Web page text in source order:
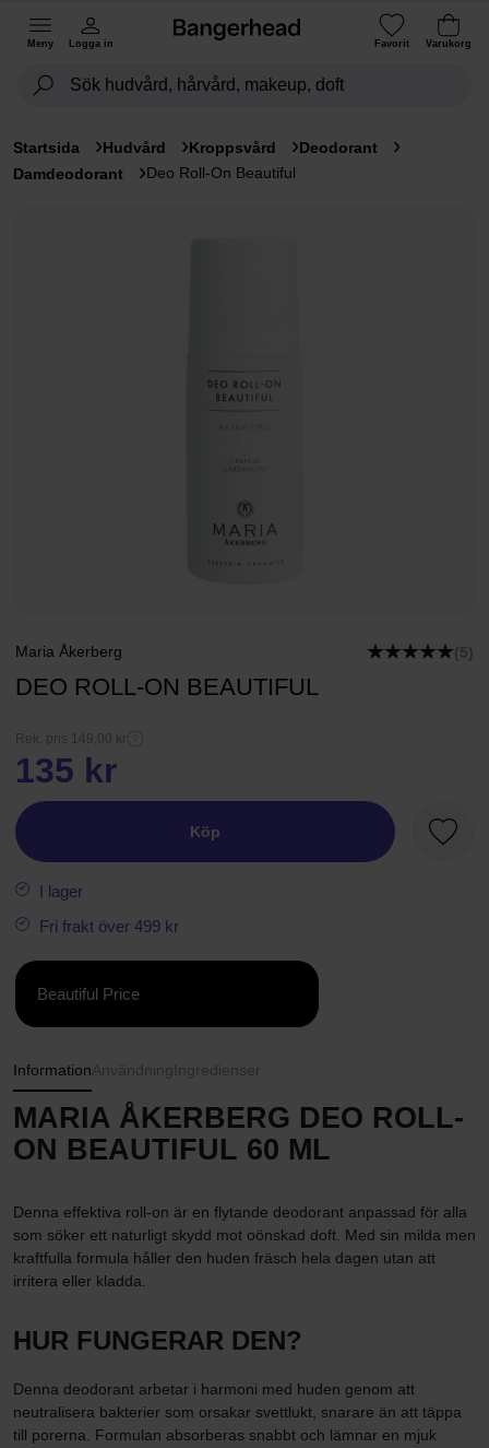
Meny Logga in Favorit Varukorg
Startsida Hudvård Kroppsvård
Deodorant
Damdeodorant
Deo Roll-On Beautiful
Maria Åkerberg (5)
DEO ROLL-ON BEAUTIFUL
Rek. pris 149,00 kr
135 kr
Köp
I lager
Fri frakt över 499 kr
Beautiful Price
InformationAnvändning Ingredienser
MARIA ÅKERBERG DEO ROLL-
ON BEAUTIFUL 60 ML
Denna effektiva roll-on är en flytande deodorant anpassad för alla
som söker ett naturligt skydd mot oönskad doft. Med sin milda men
kraftfulla formula håller den huden fräsch hela dagen utan att
irritera eller kladda.
HUR FUNGERAR DEN?
Denna deodorant arbetar i harmoni med huden genom att
neutralisera bakterier som orsakar svettlukt, snarare än att täppa
till porerna. Formulan absorberas snabbt och lämnar en mjuk